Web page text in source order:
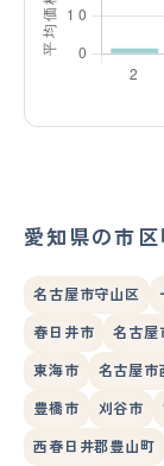
愛知県の市
名古屋市守山区
春日井市 名古屋
東海市 名古屋市
豊橋市 刈谷市
西春日井郡豊山町